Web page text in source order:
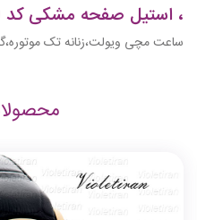
، استیل صفحه مشکی کد 0590
ساعت مچی ویولت،زنانه تک